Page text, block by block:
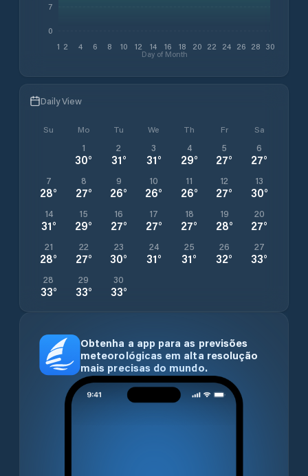
1 2 4 6 8 10 12 14 16 18 20 22 24 26 28 30
Day of Month
0
7
Daily View
Su Mo Tu We Th Fr Sa
1
30°
2
31°
3
31°
4
29°
5
27°
6
27°
7
28°
8
27°
9
26°
10
26°
11
26°
12
27°
13
30°
14
31°
15
29°
16
27°
17
27°
18
27°
19
28°
20
27°
21
28°
22
27°
23
30°
24
31°
25
31°
26
32°
27
33°
28
33°
29
33°
30
33°
Obtenha a app para as previsões
meteorológicas em alta resolução
mais precisas do mundo.